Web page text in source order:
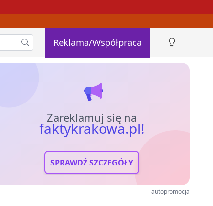
Reklama/Współpraca
Zareklamuj się na
faktykrakowa.pl!
SPRAWDŹ SZCZEGÓŁY
autopromocja